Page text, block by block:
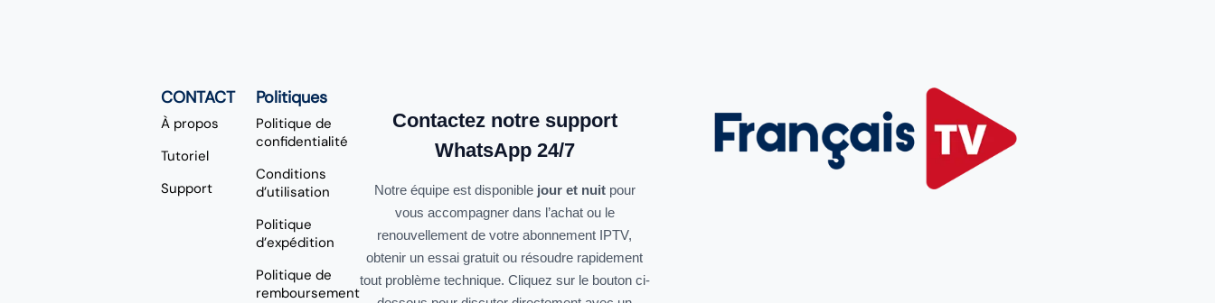
CONTACT
À propos
Tutoriel
Support
Politiques
Politique de
confidentialité
Conditions
d’utilisation
Politique
d’expédition
Politique de
remboursement
Contactez notre support
WhatsApp 24/7
Notre équipe est disponible jour et nuitpour
vous accompagner dans l’achat ou le
renouvellement de votre abonnement IPTV,
obtenir un essai gratuit ou résoudre rapidement
tout problème technique. Cliquez sur le bouton ci-